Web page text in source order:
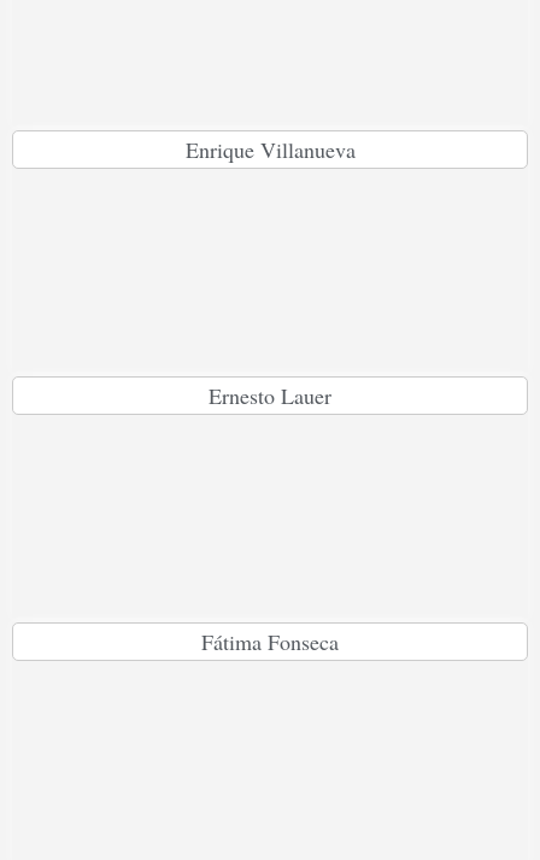
Enrique Villanueva
Ernesto Lauer
Fátima Fonseca